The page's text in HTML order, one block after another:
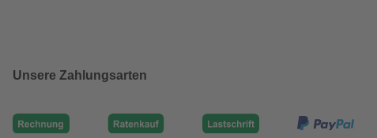
Unsere Zahlungsarten